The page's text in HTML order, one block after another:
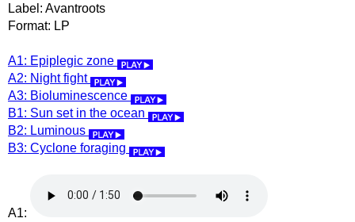
Label: Avantroots
Format: LP
A1: Epiplegic zone
A2: Night fight
A3: Bioluminescence
B1: Sun set in the ocean
B2: Luminous
B3: Cyclone foraging
A1: